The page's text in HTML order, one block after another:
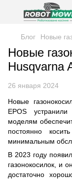
Блог Новые
Новые
Husqvarna
26 января 2024
Новые
EPOS
моделям
постоянно
минимальным
В 2023 году
газонокосилок, и
достаточно